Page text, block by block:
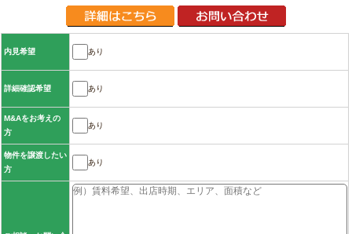
内見希望 あり
詳細確認希望 あり
M&Aをお考えの
方
あり
物件を譲渡したい
方
あり